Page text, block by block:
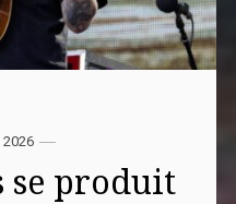
2026
se produit